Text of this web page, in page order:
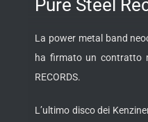
Pure Steel
La power metal band
ha firmato un contratto
RECORDS.
L’ultimo disco dei